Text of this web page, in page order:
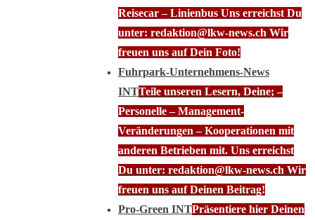
Reisecar – Linienbus Uns erreichst Du
unter: redaktion@lkw-news.ch Wir
freuen uns auf Dein Foto!
Fuhrpark-Unternehmens-News
INTTeile unseren Lesern, Deine; –
Personelle – Management-
Veränderungen – Kooperationen mit
anderen Betrieben mit. Uns erreichst
Du unter: redaktion@lkw-news.ch Wir
freuen uns auf Deinen Beitrag!
Pro-Green INTPräsentiere hier Deinen